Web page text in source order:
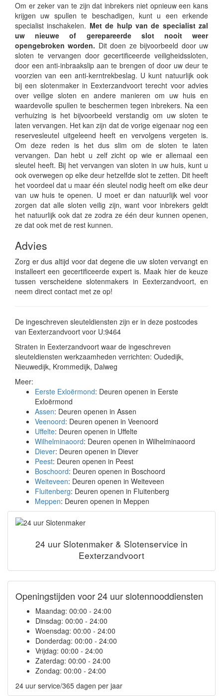
Om er zeker van te zijn dat inbrekers niet opnieuw een kans
krijgen uw spullen te beschadigen, kunt u een erkende
specialist inschakelen. Met de hulp van de specialist zal
uw nieuwe of gerepareerde slot nooit weer
opengebroken worden. Dit doen ze bijvoorbeeld door uw
sloten te vervangen door gecertificeerde veiligheidssloten,
door een anti-inbraakslip aan te brengen of door uw deur te
voorzien van een anti-kerntrekbeslag. U kunt natuurlijk ook
bij een slotenmaker in Eexterzandvoort terecht voor advies
over veilige sloten en andere manieren om uw huis en
waardevolle spullen te beschermen tegen inbrekers. Na een
verhuizing is het bijvoorbeeld verstandig om uw sloten te
laten vervangen. Het kan zijn dat de vorige eigenaar nog een
reservesleutel uitgeleend heeft en vervolgens vergeten is.
Om deze reden is het dus slim om de sloten te laten
vervangen. Dan hebt u zelf zicht op wie er allemaal een
sleutel heeft. Bij het vervangen van sloten in uw huis, kunt u
ook overwegen op elke deur hetzelfde slot te zetten. Dit heeft
het voordeel dat u maar één sleutel nodig heeft om elke deur
van uw huis te openen. U moet er dan natuurlijk wel voor
zorgen dat alle sloten veilig zijn, want voor inbrekers geldt
het natuurlijk ook dat ze zodra ze één deur kunnen openen,
ze dat ook met de rest kunnen.
Advies
Zorg er dus altijd voor dat degene die uw sloten vervangt en
installeert een gecertificeerde expert is. Maak hier de keuze
tussen verscheidene slotenmakers in Eexterzandvoort, en
neem direct contact met ze op!
De ingeschreven sleuteldiensten zijn er in deze postcodes
van Eexterzandvoort voor U:9464
Straten in Eexterzandvoort waar de ingeschreven
sleuteldiensten werkzaamheden verrichten: Oudedijk,
Nieuwedijk, Krommedijk, Dalweg
Meer:
Eerste Exloërmond: Deuren openen in Eerste
Exloërmond
Assen: Deuren openen in Assen
Veenoord: Deuren openen in Veenoord
Uffelte: Deuren openen in Uffelte
Wilhelminaoord: Deuren openen in Wilhelminaoord
Diever: Deuren openen in Diever
Peest: Deuren openen in Peest
Boschoord: Deuren openen in Boschoord
Weiteveen: Deuren openen in Weiteveen
Fluitenberg: Deuren openen in Fluitenberg
Meppen: Deuren openen in Meppen
24 uur Slotenmaker & Slotenservice in
Eexterzandvoort
Openingstijden voor 24 uur slotennooddiensten
Maandag: 00:00 - 24:00
Dinsdag: 00:00 - 24:00
Woensdag: 00:00 - 24:00
Donderdag: 00:00 - 24:00
Vrijdag: 00:00 - 24:00
Zaterdag: 00:00 - 24:00
Zondag: 00:00 - 24:00
24 uur service/365 dagen per jaar